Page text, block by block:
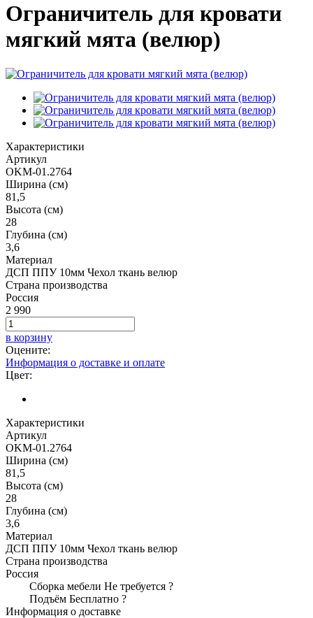
Ограничитель для кровати
мягкий мята (велюр)
Характеристики
Артикул
OKM-01.2764
Ширина (см)
81,5
Высота (см)
28
Глубина (см)
3,6
Материал
ДСП ППУ 10мм Чехол ткань велюр
Страна производства
Россия
2 990
в корзину
Оцените:
Информация о доставке и оплате
Цвет:
Характеристики
Артикул
OKM-01.2764
Ширина (см)
81,5
Высота (см)
28
Глубина (см)
3,6
Материал
ДСП ППУ 10мм Чехол ткань велюр
Страна производства
Россия
Сборка мебели Не требуется ?
Подъём Бесплатно ?
Информация о доставке